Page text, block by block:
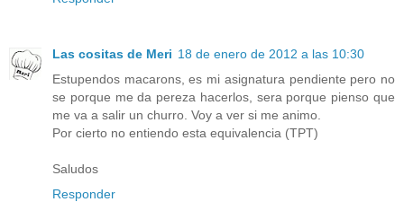
Las cositas de Meri 18 de enero de 2012 a las 10:30
Estupendos macarons, es mi asignatura pendiente pero no
se porque me da pereza hacerlos, sera porque pienso que
me va a salir un churro. Voy a ver si me animo.
Por cierto no entiendo esta equivalencia (TPT)
Saludos
Responder